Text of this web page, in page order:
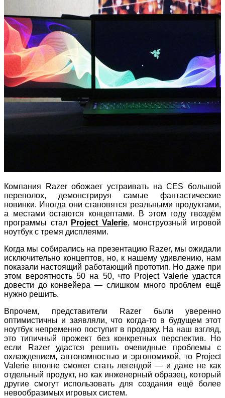
Компания Razer обожает устраивать на CES большой
переполох, демонстрируя самые фантастические
новинки. Иногда они становятся реальными продуктами,
а местами остаются концептами. В этом году гвоздём
программы стал Project Valerie, монструозный игровой
ноутбук с тремя дисплеями.
Когда мы собирались на презентацию Razer, мы ожидали
исключительно концептов, но, к нашему удивлению, нам
показали настоящий работающий прототип. Но даже при
этом вероятность 50 на 50, что Project Valerie удастся
довести до конвейера — слишком много проблем ещё
нужно решить.
Впрочем, представители Razer были уверенно
оптимистичны и заявляли, что когда-то в будущем этот
ноутбук непременно поступит в продажу. На наш взгляд,
это типичный прожект без конкретных перспектив. Но
если Razer удастся решить очевидные проблемы с
охлаждением, автономностью и эргономикой, то Project
Valerie вполне сможет стать легендой — и даже не как
отдельный продукт, но как инженерный образец, который
другие смогут использовать для создания ещё более
невообразимых игровых систем.